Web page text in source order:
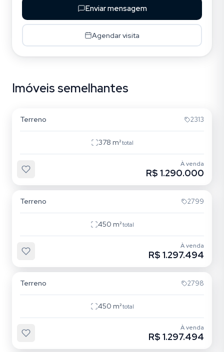
Enviar mensagem
Agendar visita
Imóveis semelhantes
Campeche
Terreno 2313
378 m²total
À venda
R$ 1.290.000
Terreno 2799
450 m²total
À venda
R$ 1.297.494
Terreno 2798
450 m²total
À venda
R$ 1.297.494